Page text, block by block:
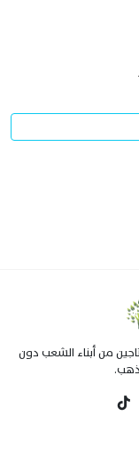
من أبناء الشعب دون